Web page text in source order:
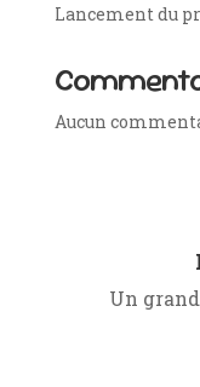
Lancement du
Aucun
Un